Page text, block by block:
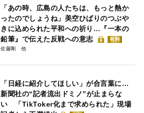
「あの時、広島の人たちは、もっと熱か
ったのでしょうね」美空ひばりのつぶや
きに込められた平和への祈り…『一本の
鉛筆』で伝えた反戦への意志
有料
佐藤剛
「日経に紹介してほしい」が合言葉に…
新聞社の“記者流出ドミノ”が止まらな
い 「TikToker化まで求められた」現場